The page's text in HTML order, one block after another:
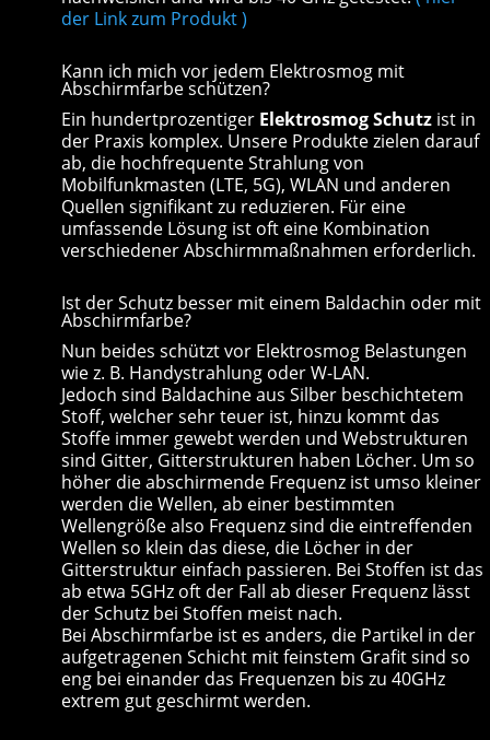
der Link zum Produkt )
Kann ich mich vor jedem Elektrosmog mit
Abschirmfarbe schützen?
Ein hundertprozentiger Elektrosmog Schutz ist in
der Praxis komplex. Unsere Produkte zielen darauf
ab, die hochfrequente Strahlung von
Mobilfunkmasten (LTE, 5G), WLAN und anderen
Quellen signifikant zu reduzieren. Für eine
umfassende Lösung ist oft eine Kombination
verschiedener Abschirmmaßnahmen erforderlich.
Ist der Schutz besser mit einem Baldachin oder mit
Abschirmfarbe?
Nun beides schützt vor Elektrosmog Belastungen
wie z. B. Handystrahlung oder W-LAN.
Jedoch sind Baldachine aus Silber beschichtetem
Stoff, welcher sehr teuer ist, hinzu kommt das
Stoffe immer gewebt werden und Webstrukturen
sind Gitter, Gitterstrukturen haben Löcher. Um so
höher die abschirmende Frequenz ist umso kleiner
werden die Wellen, ab einer bestimmten
Wellengröße also Frequenz sind die eintreffenden
Wellen so klein das diese, die Löcher in der
Gitterstruktur einfach passieren. Bei Stoffen ist das
ab etwa 5GHz oft der Fall ab dieser Frequenz lässt
der Schutz bei Stoffen meist nach.
Bei Abschirmfarbe ist es anders, die Partikel in der
aufgetragenen Schicht mit feinstem Grafit sind so
eng bei einander das Frequenzen bis zu 40GHz
extrem gut geschirmt werden.